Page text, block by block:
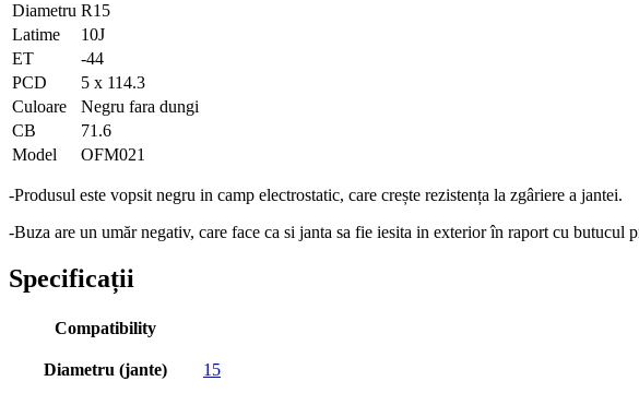
Diametru R15
Latime
10J
ET
-44
PCD
5 x 114.3
Culoare
Negru fara dungi
CB
71.6
Model
OFM021
-Produsul este vopsit negru in camp electrostatic, care crește rezistența la zgâriere a jantei.
-Buza are un umăr negativ, care face ca si janta sa fie iesita in exterior în raport cu
Specificații
Compatibility
Diametru (jante) 15